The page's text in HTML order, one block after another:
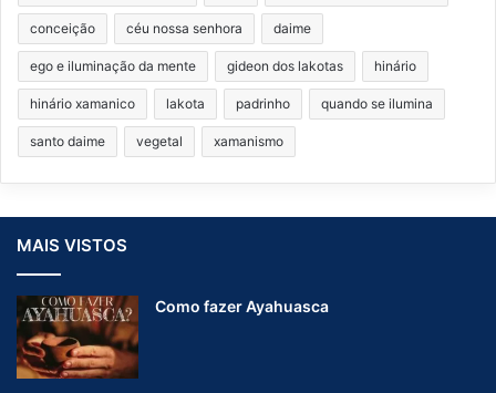
conceição céu nossa senhora daime
ego e iluminação da mente gideon dos lakotas hinário
hinário xamanico lakota padrinho quando se ilumina
santo daime vegetal xamanismo
MAIS VISTOS
Como fazer Ayahuasca